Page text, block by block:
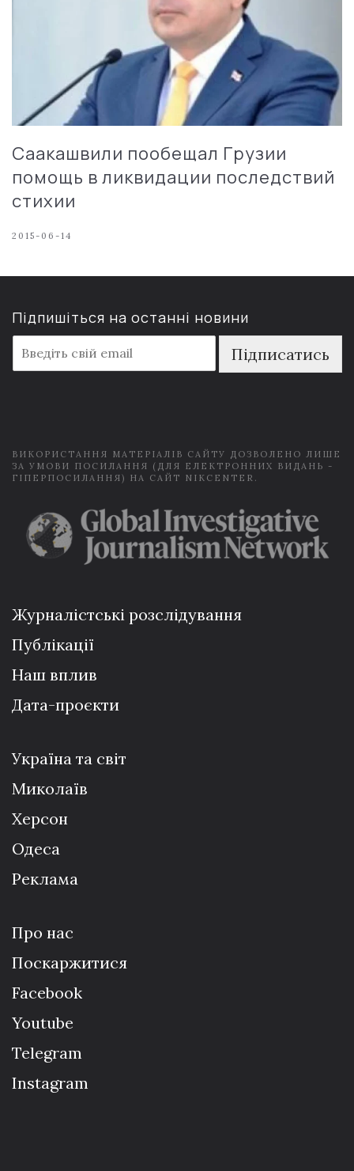
Саакашвили пообещал Грузии
помощь в ликвидации последствий
стихии
2015-06-14
Підпишіться на останні новини
m
a
Підписатись
ВИКОРИСТАННЯ МАТЕРІАЛІВ САЙТУ ДОЗВОЛЕНО ЛИШЕ
ЗА УМОВИ ПОСИЛАННЯ (ДЛЯ ЕЛЕКТРОННИХ ВИДАНЬ -
ГІПЕРПОСИЛАННЯ) НА САЙТ NIKCENTER.
Журналістські розслідування
Публікації
Наш вплив
Дата-проєкти
Україна та світ
Миколаїв
Херсон
Одеса
Реклама
Про нас
Поскаржитися
Facebook
Youtube
Telegram
Instagram